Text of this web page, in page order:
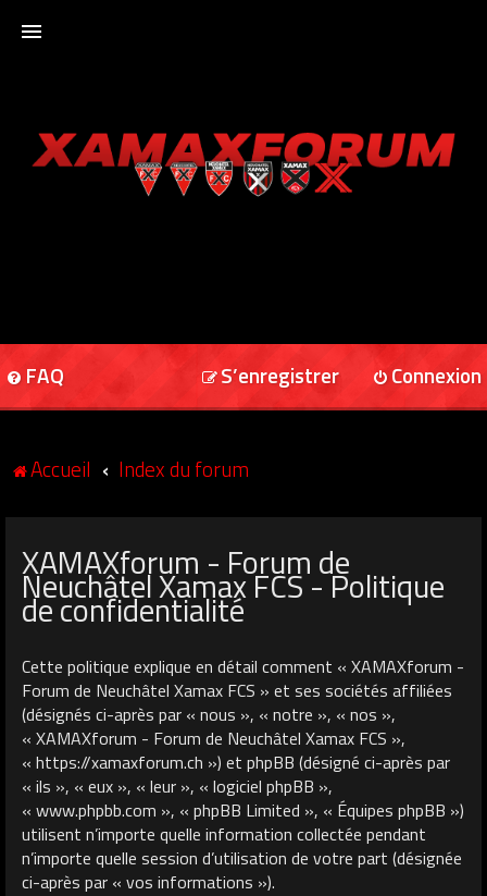
XAMAXFORUM
FAQ Connexion
S’enregistrer
Accueil Index du forum
XAMAXforum - Forum de
Neuchâtel Xamax FCS - Politique
de confidentialité
Cette politique explique en détail comment « XAMAXforum -
Forum de Neuchâtel Xamax FCS » et ses sociétés affiliées
(désignés ci-après par « nous », « notre », « nos »,
« XAMAXforum - Forum de Neuchâtel Xamax FCS »,
« https://xamaxforum.ch ») et phpBB (désigné ci-après par
« ils », « eux », « leur », « logiciel phpBB »,
« www.phpbb.com », « phpBB Limited », « Équipes phpBB »)
utilisent n’importe quelle information collectée pendant
n’importe quelle session d’utilisation de votre part (désignée
ci-après par « vos informations »).